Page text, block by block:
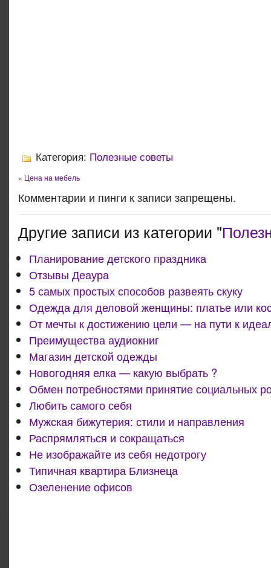
Категория: Полезные советы
« Цена на мебель
Комментарии и пинги к записи запрещены.
Другие записи из категории "
Планирование детского праздника
Отзывы Деаура
5 самых простых способов развеять скуку
Одежда для деловой женщины: платье или
От мечты к достижению цели — на пути к
Преимущества аудиокниг
Магазин детской одежды
Новогодняя елка — какую выбрать ?
Обмен потребностями принятие социальных
Любить самого себя
Мужская бижутерия: стили и направления
Распрямляться и сокращаться
Не изображайте из себя недотрогу
Типичная квартира Близнеца
Озеленение офисов